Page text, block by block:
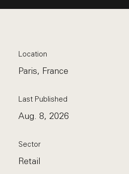
Location
Paris, France
Last Published
Aug. 8, 2026
Sector
Retail